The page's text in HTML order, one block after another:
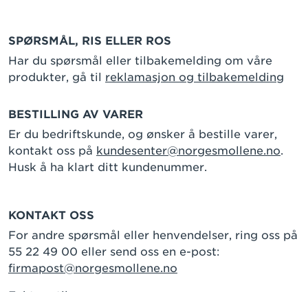
SPØRSMÅL, RIS ELLER ROS
Har du spørsmål eller tilbakemelding om våre
produkter, gå til reklamasjon og tilbakemelding
BESTILLING AV VARER
Er du bedriftskunde, og ønsker å bestille varer,
kontakt oss på kundesenter@norgesmollene.no.
Husk å ha klart ditt kundenummer.
KONTAKT OSS
For andre spørsmål eller henvendelser, ring oss på
55 22 49 00 eller send oss en e-post:
firmapost@norgesmollene.no